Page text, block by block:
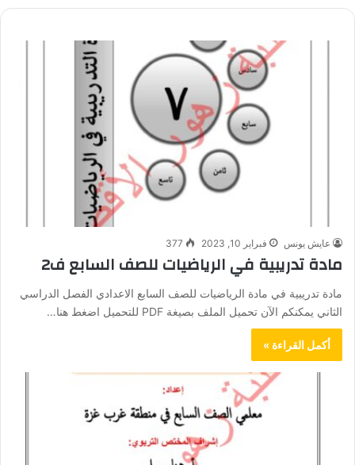
عايش يونس فبراير 10, 2023 377
مادة تدريبية في الرياضيات للصف السابع ف2
مادة تدريبية في مادة الرياضيات للصف السابع الاعدادي الفصل الدراسي
الثاني يمكنكم الآن تحميل الملف بصيغة PDF للتحميل اضغط هنا…
أكمل القراءة »